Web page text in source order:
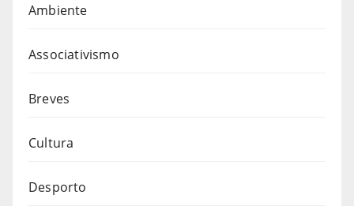
Ambiente
Associativismo
Breves
Cultura
Desporto